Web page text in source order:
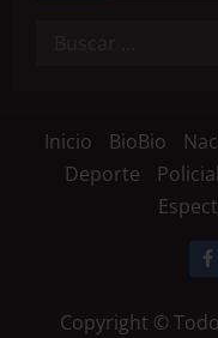
Inicio BioBio
Deporte
Policial
Copyright ©